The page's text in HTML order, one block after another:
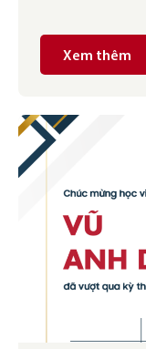
Xem thêm